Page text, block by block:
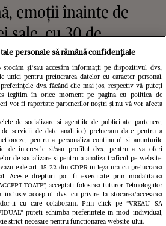
emoții înainte de
sale, cu 30 de
fie și alcool la
că au 18 ani și nu
NU”. Ce relație are
cu tatăl ei,
/ EXCLUSIV
personale să rămână confidențiale
stocăm și/sau accesăm informații pe dispozitivul dvs.,
unici pentru prelucrarea datelor cu caracter personal.
dvs. făcând clic mai jos, respectiv vă puteți
legitim în orice moment pe pagina cu politica de
vor fi raportate partenerilor noștri și nu vă vor afecta
de socializare si agentiile de publicitate partenere,
servicii de date analitice) prelucram date pentru a
pentru a personaliza continutul si anunturile
de interesele si/sau profilul dvs., pentru a va oferi
de socializare si pentru a analiza traficul pe website.
de art. 15-22 din GDPR in legatura cu prelucrarea
Aceste drepturi pot fi exercitate prin modalitatea
TOATE”, acceptati folosirea tuturor Tehnologiilor
acceptul dvs. cu privire la stocarea/accesarea
ii cu care colaboram. Prin click pe “VREAU SA
puteti schimba preferintele in mod individual,
strict necesare pentru functionarea website-ului.